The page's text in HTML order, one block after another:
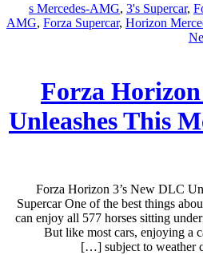
, 3's Supercar,
AMG, Forza Supercar, Horizon
Forza Horizon
Unleashes This
Forza Horizon 3’s New DLC
Supercar One of the best things
can enjoy all 577 horses sitting
But like most cars, enjoying a
subject to weather